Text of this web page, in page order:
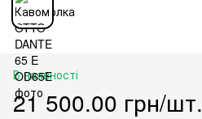
В наявності
21 500.00 грн/шт.